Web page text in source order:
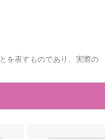
を表すものであり、実際の